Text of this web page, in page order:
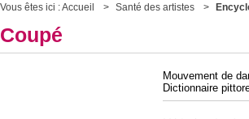
Vous êtes ici :Accueil Santé des artistes
Coupé
Mouvement de
Dictionnaire